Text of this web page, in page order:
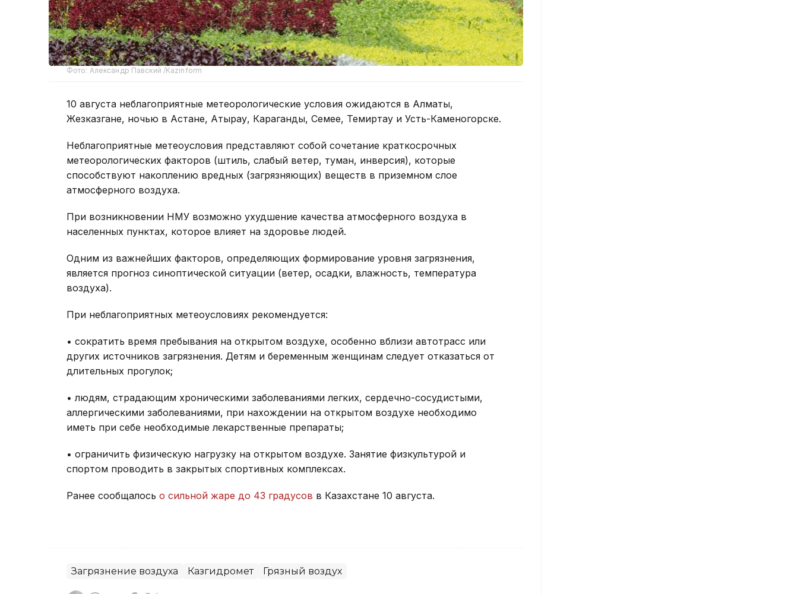
Фото: Александр Павский /Kazinform
10 августа неблагоприятные метеорологические условия ожидаются в Алматы,
Жезказгане, ночью в Астане, Атырау, Караганды, Семее, Темиртау и Усть-Каменогорске.
Неблагоприятные метеоусловия представляют собой сочетание краткосрочных
метеорологических факторов (штиль, слабый ветер, туман, инверсия), которые
способствуют накоплению вредных (загрязняющих) веществ в приземном слое
атмосферного воздуха.
При возникновении НМУ возможно ухудшение качества атмосферного воздуха в
населенных пунктах, которое влияет на здоровье людей.
Одним из важнейших факторов, определяющих формирование уровня загрязнения,
является прогноз синоптической ситуации (ветер, осадки, влажность, температура
воздуха).
При неблагоприятных метеоусловиях рекомендуется:
• сократить время пребывания на открытом воздухе, особенно вблизи автотрасс или
других источников загрязнения. Детям и беременным женщинам следует отказаться от
длительных прогулок;
• людям, страдающим хроническими заболеваниями легких, сердечно-сосудистыми,
аллергическими заболеваниями, при нахождении на открытом воздухе необходимо
иметь при себе необходимые лекарственные препараты;
• ограничить физическую нагрузку на открытом воздухе. Занятие физкультурой и
спортом проводить в закрытых спортивных комплексах.
Ранее сообщалось о сильной жаре до 43 градусов в Казахстане 10 августа.
Загрязнение воздуха Казгидромет Грязный воздух